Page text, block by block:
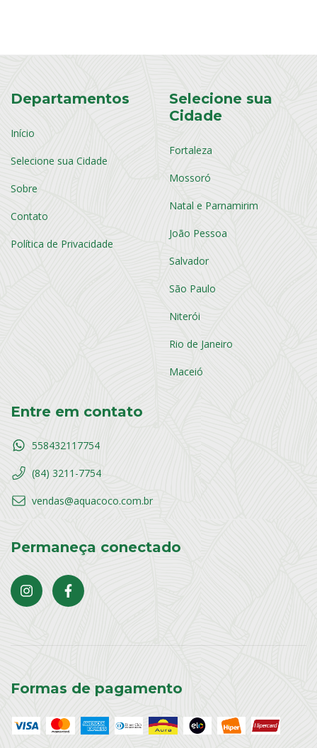
Departamentos
Início
Selecione sua Cidade
Sobre
Contato
Política de Privacidade
Selecione sua
Cidade
Fortaleza
Mossoró
Natal e Parnamirim
João Pessoa
Salvador
São Paulo
Niterói
Rio de Janeiro
Maceió
Entre em contato
558432117754
(84) 3211-7754
vendas@aquacoco.com.br
Permaneça conectado
Formas de pagamento